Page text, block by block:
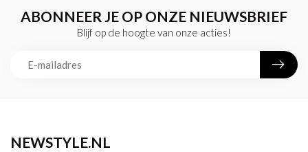
ABONNEER JE OP ONZE NIEUWSBRIEF
Blijf op de hoogte van onze acties!
NEWSTYLE.NL